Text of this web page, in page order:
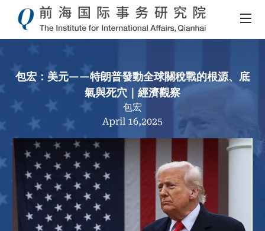
包宏：美元——特朗普發動全球關稅戰的根源、底
氣與死穴｜經濟觀察
包宏
April 16,2025